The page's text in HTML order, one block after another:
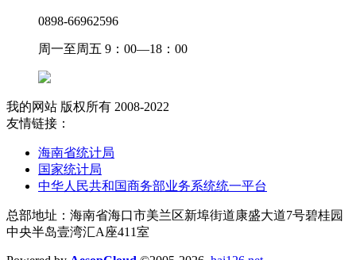
0898-66962596
周一至周五 9：00—18：00
我的网站 版权所有 2008-2022
友情链接：
海南省统计局
国家统计局
中华人民共和国商务部业务系统统一平台
总部地址：海南省海口市美兰区新埠街道康盛大道7号碧桂园
中央半岛壹湾汇A座411室